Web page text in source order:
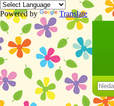
Powered by Translate